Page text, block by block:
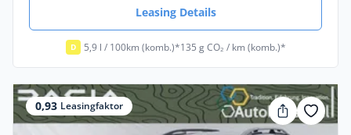
Leasing Details
D 5,9 l / 100km (komb.)*135 g CO₂ / km (komb.)*
0,93 Leasingfaktor